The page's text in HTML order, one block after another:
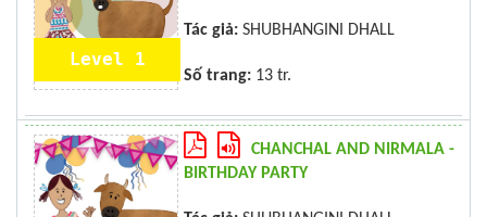
Level 1
Tác giả: SHUBHANGINI DHALL
Số trang: 13 tr.
CHANCHAL AND NIRMALA -
BIRTHDAY PARTY